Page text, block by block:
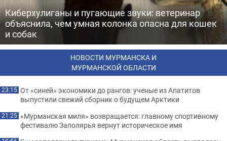
Киберхулиганы и пугающие звуки: ветеринар
объяснила, чем умная колонка опасна для кошек
и собак
НОВОСТИ МУРМАНСКА И
МУРМАНСКОЙ ОБЛАСТИ
23:15 От «синей» экономики до рангов: ученые из Апатитов
выпустили свежий сборник о будущем Арктики
21:25 «Мурманская миля» возвращается: главному спортивному
фестивалю Заполярья вернут историческое имя